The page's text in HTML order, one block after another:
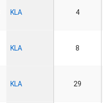
KLA 4
KLA 8
KLA 29